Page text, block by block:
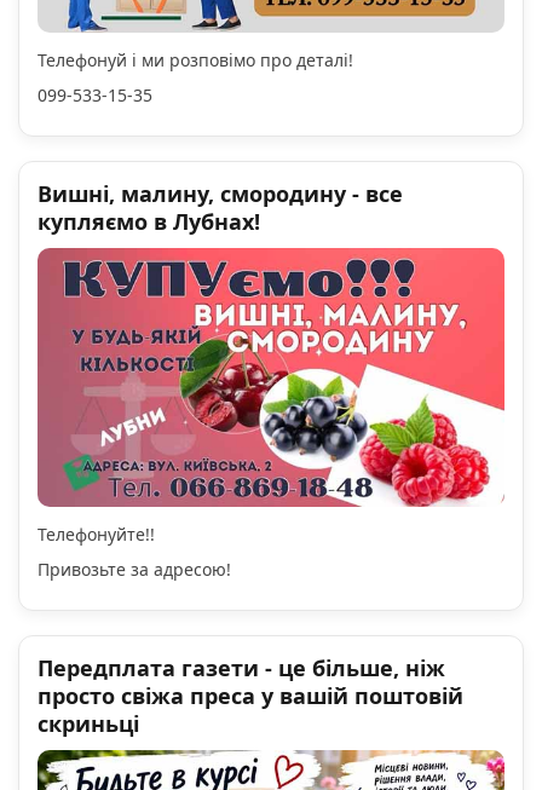
Телефонуй і ми розповімо про деталі!
099-533-15-35
Вишні, малину, смородину - все
купляємо в Лубнах!
Телефонуйте!!
Привозьте за адресою!
Передплата газети - це більше, ніж
просто свіжа преса у вашій поштовій
скриньці